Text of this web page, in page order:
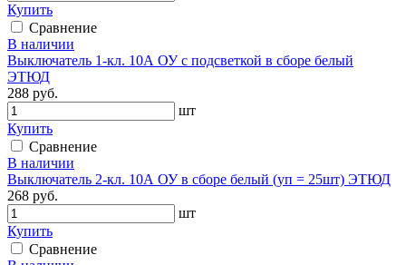
Купить
Сравнение
В наличии
Выключатель 1-кл. 10А ОУ с подсветкой в сборе белый
ЭТЮД
288 руб.
шт
Купить
Сравнение
В наличии
Выключатель 2-кл. 10А ОУ в сборе белый (уп = 25шт) ЭТЮД
268 руб.
шт
Купить
Сравнение